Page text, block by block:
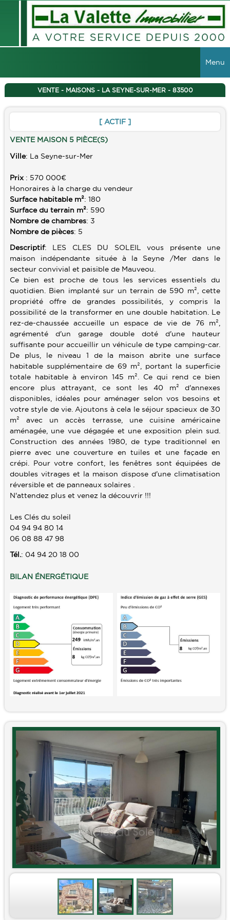
Menu
ACCUEIL
VENTES
TOUTES LES VENTES
IMMEUBLES
TERRAINS
GARAGES
LOCATIONS
TOUTES LES LOCATIONS
VIAGER
LOCAUX COMMERCIAUX
GESTION
RECHERCHER
SERVICES
ALERTE E-MAIL
VENDRE UN BIEN
ESTIMATION
CALCULETTE
CONTACT
VENTE - MAISONS - LA SEYNE-SUR-MER - 83500
[ ACTIF ]
VENTE MAISON 5 PIÈCE(S)
Ville: La Seyne-sur-Mer
Prix: 570 000€
Honoraires à la charge du vendeur
Surface habitable m²: 180
Surface du terrain m²: 590
Nombre de chambres: 3
Nombre de pièces: 5
Descriptif: LES CLES DU SOLEIL vous présente une
maison indépendante située à la Seyne /Mer dans le
secteur convivial et paisible de Mauveou.
Ce bien est proche de tous les services essentiels du
quotidien. Bien implanté sur un terrain de 590 m², cette
propriété offre de grandes possibilités, y compris la
possibilité de la transformer en une double habitation. Le
rez-de-chaussée accueille un espace de vie de 76 m²,
agrémenté d'un garage double doté d'une hauteur
suffisante pour accueillir un véhicule de type camping-car.
De plus, le niveau 1 de la maison abrite une surface
habitable supplémentaire de 69 m², portant la superficie
totale habitable à environ 145 m². Ce qui rend ce bien
encore plus attrayant, ce sont les 40 m² d'annexes
disponibles, idéales pour aménager selon vos besoins et
votre style de vie. Ajoutons à cela le séjour spacieux de 30
m² avec un accès terrasse, une cuisine américaine
aménagée, une vue dégagée et une exposition plein sud.
Construction des années 1980, de type traditionnel en
pierre avec une couverture en tuiles et une façade en
crépi. Pour votre confort, les fenêtres sont équipées de
doubles vitrages et la maison dispose d'une climatisation
réversible et de panneaux solaires .
N'attendez plus et venez la découvrir !!!
Les Clés du soleil
04 94 94 80 14
06 08 88 47 98
Tél.: 04 94 20 18 00
BILAN ÉNERGÉTIQUE